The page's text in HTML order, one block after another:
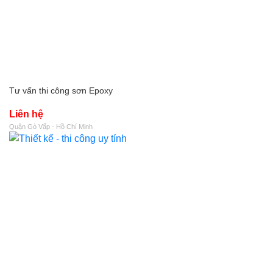
Tư vấn thi công sơn Epoxy
Liên hệ
Quận Gò Vấp - Hồ Chí Minh